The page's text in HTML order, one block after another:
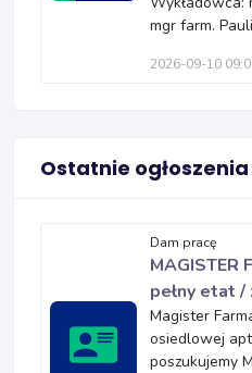
mgr farm.
2026-09-10
Ostatnie ogłoszenia
Dam pracę
MAGISTER
pełny etat
Magister
osiedlowej
poszukujemy